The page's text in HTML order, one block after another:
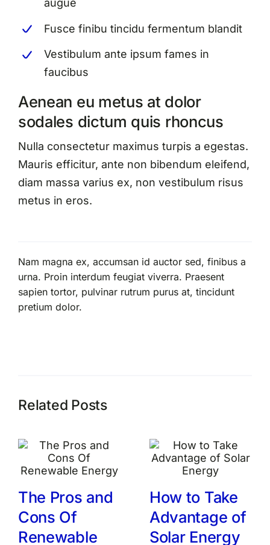
augue
Fusce finibu tincidu fermentum blandit
Vestibulum ante ipsum fames in
faucibus
Aenean eu metus at dolor
sodales dictum quis rhoncus
Nulla consectetur maximus turpis a egestas.
Mauris efficitur, ante non bibendum eleifend,
diam massa varius ex, non vestibulum risus
metus in eros.
Nam magna ex, accumsan id auctor sed, finibus a
urna. Proin interdum feugiat viverra. Praesent
sapien tortor, pulvinar rutrum purus at, tincidunt
pretium dolor.
Related Posts
The Pros and
Cons Of
Renewable
How to Take
Advantage of
Solar Energy